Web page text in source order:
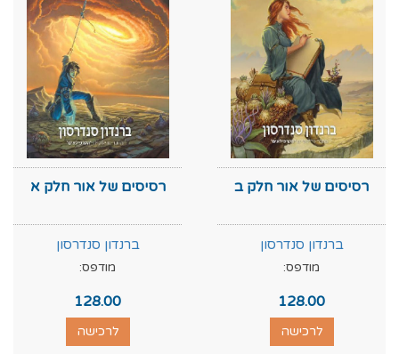
רסיסים של אור חלק ב
ברנדון סנדרסון
מודפס:
128.00
לרכישה
רסיסים של אור חלק א
ברנדון סנדרסון
מודפס:
128.00
לרכישה